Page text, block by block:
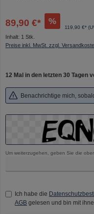
89,90 €* %
119,90 €*
Inhalt: 1 Stk.
Preise inkl. MwSt. zzgl.
12 Mal in den letzten 30 Tagen
Benachrichtige mich,
Um weiterzugehen, geben Sie die
Ich habe die
AGB gelesen und bin mit